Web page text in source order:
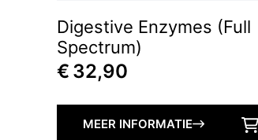
Digestive Enzymes (Full
Spectrum)
€ 32,90
MEER INFORMATIE